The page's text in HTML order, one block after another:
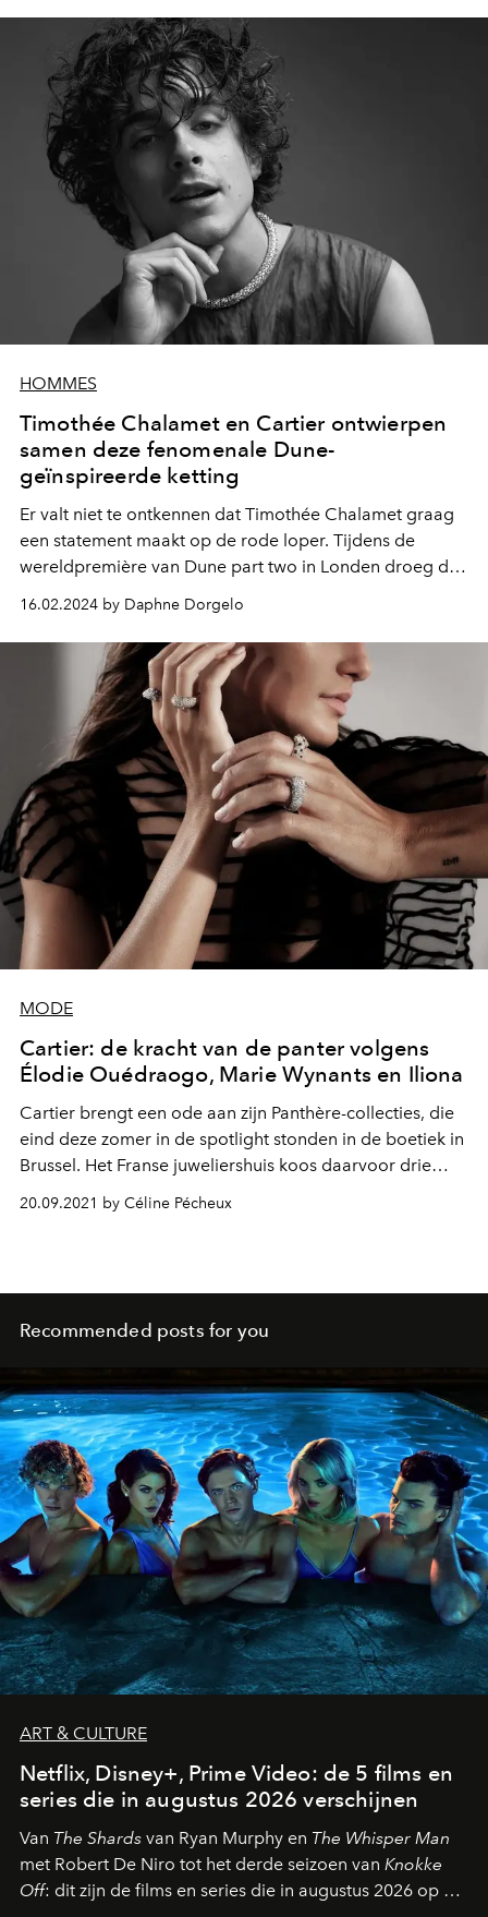
HOMMES
Timothée Chalamet en Cartier ontwierpen
samen deze fenomenale Dune-
geïnspireerde ketting
Er valt niet te ontkennen dat Timothée Chalamet graag
een statement maakt op de rode loper. Tijdens de
wereldpremière van Dune part two in Londen droeg de
met meer dan 900 gekleurde stenen, geïnspireerd door
het woestijnlandschap van de film.
16.02.2024 by Daphne Dorgelo
MODE
Cartier: de kracht van de panter volgens
Élodie Ouédraogo, Marie Wynants en Iliona
Cartier brengt een ode aan zijn Panthère-collecties, die
eind deze zomer in de spotlight stonden in de boetiek in
Brussel. Het Franse juweliershuis koos daarvoor drie
dat hen aan de top bracht.
20.09.2021 by Céline Pécheux
Recommended posts for you
ART & CULTURE
Netflix, Disney+, Prime Video: de 5 films en
series die in augustus 2026 verschijnen
Van The Shards van Ryan Murphy en The Whisper Man
met Robert De Niro tot het derde seizoen van Knokke
Off: dit zijn de films en series die in augustus 2026 op de